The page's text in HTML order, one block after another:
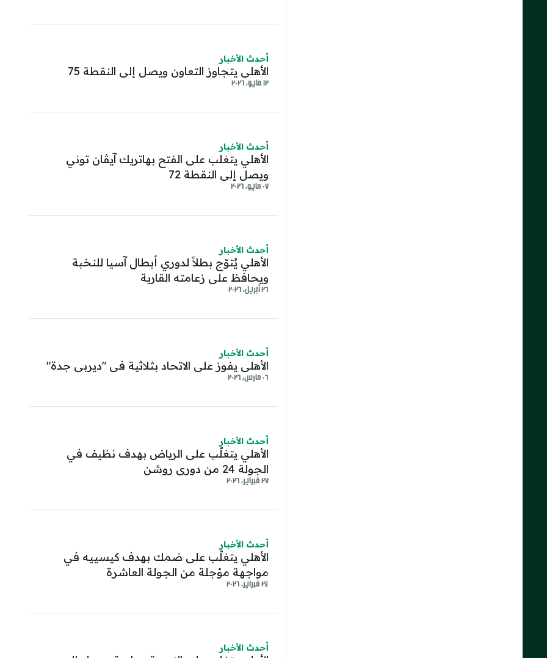
أحدث الأخبار
الأهلي يتجاوز التعاون ويصل إلى النقطة 75
١٢ مايو، ٢٠٢٦
أحدث الأخبار
الأهلي يتغلب على الفتح بهاتريك آيڤان توني
ويصل إلى النقطة 72
٠٧ مايو، ٢٠٢٦
أحدث الأخبار
الأهلي يُتوّج بطلاً لدوري أبطال آسيا للنخبة
ويحافظ على زعامته القارية
٢٦ أبريل، ٢٠٢٦
أحدث الأخبار
الأهلي يفوز على الاتحاد بثلاثية في "ديربي جدة"
٠٦ مارس، ٢٠٢٦
أحدث الأخبار
الأهلي يتغلّب على الرياض بهدف نظيف في
الجولة 24 من دوري روشن
٢٧ فبراير، ٢٠٢٦
أحدث الأخبار
الأهلي يتغلّب على ضمك بهدف كيسييه في
مواجهة مؤجلة من الجولة العاشرة
٢٤ فبراير، ٢٠٢٦
أحدث الأخبار